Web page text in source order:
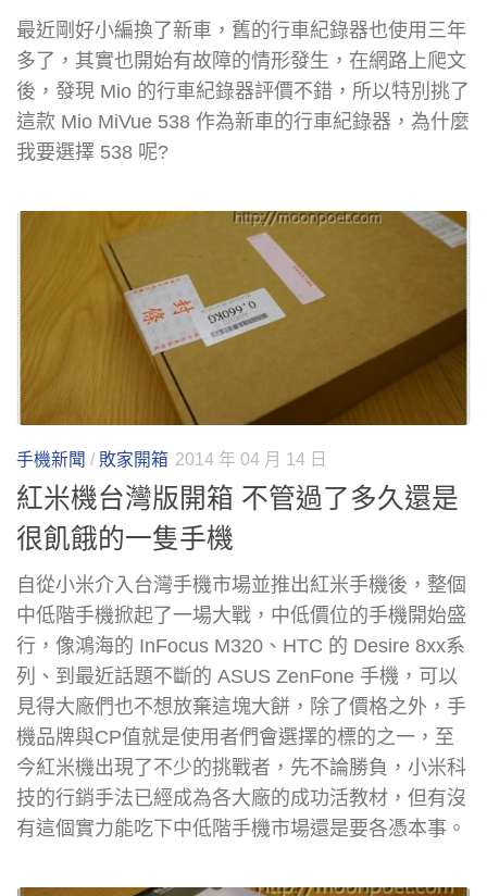
最近剛好小編換了新車，舊的行車紀錄器也使用三年
多了，其實也開始有故障的情形發生，在網路上爬文
後，發現 Mio 的行車紀錄器評價不錯，所以特別挑了
這款 Mio MiVue 538 作為新車的行車紀錄器，為什麼
我要選擇 538 呢?
手機新聞 / 敗家開箱 2014 年 04 月 14 日
紅米機台灣版開箱 不管過了多久還是
很飢餓的一隻手機
自從小米介入台灣手機市場並推出紅米手機後，整個
中低階手機掀起了一場大戰，中低價位的手機開始盛
行，像鴻海的 InFocus M320、HTC 的 Desire 8xx系
列、到最近話題不斷的 ASUS ZenFone 手機，可以
見得大廠們也不想放棄這塊大餅，除了價格之外，手
機品牌與CP值就是使用者們會選擇的標的之一，至
今紅米機出現了不少的挑戰者，先不論勝負，小米科
技的行銷手法已經成為各大廠的成功活教材，但有沒
有這個實力能吃下中低階手機市場還是要各憑本事。